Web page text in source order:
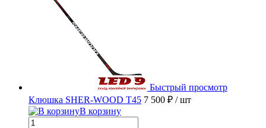
Быстрый просмотр
Клюшка SHER-WOOD T45 7 500 ₽ / шт
В корзину